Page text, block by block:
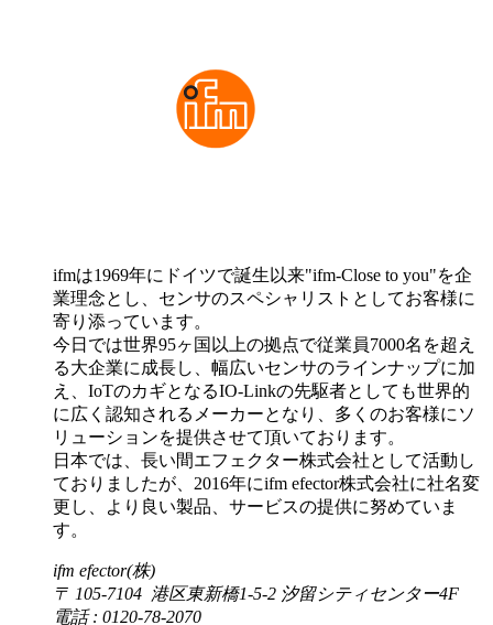
ifmは1969年にドイツで誕生以来"ifm-Close to you"を企
業理念とし、センサのスペシャリストとしてお客様に
寄り添っています。
今日では世界95ヶ国以上の拠点で従業員7000名を超え
る大企業に成長し、幅広いセンサのラインナップに加
え、IoTのカギとなるIO-Linkの先駆者としても世界的
に広く認知されるメーカーとなり、多くのお客様にソ
リューションを提供させて頂いております。
日本では、長い間エフェクター株式会社として活動し
ておりましたが、2016年にifm efector株式会社に社名変
更し、より良い製品、サービスの提供に努めていま
す。
ifm efector(株)
〒 105-7104 港区東新橋1-5-2 汐留シティセンター4F
電話 : 0120-78-2070